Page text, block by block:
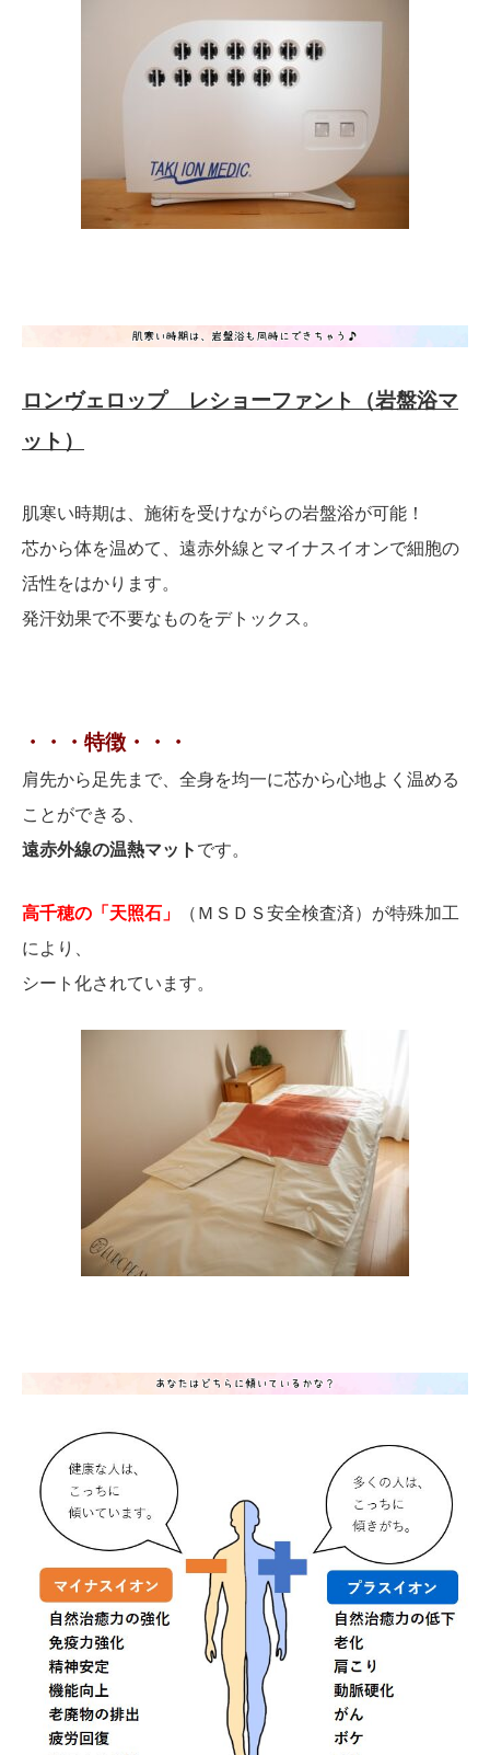
ロンヴェロップ レショーファント（岩盤浴マ
ット）
肌寒い時期は、施術を受けながらの岩盤浴が可能！
芯から体を温めて、遠赤外線とマイナスイオンで細胞の
活性をはかります。
発汗効果で不要なものをデトックス。
・・・特徴・・・
肩先から足先まで、全身を均一に芯から心地よく温める
ことができる、
遠赤外線の温熱マット です。
高千穂の「天照石」 （ＭＳＤＳ安全検査済）が特殊加工
により、
シート化されています。